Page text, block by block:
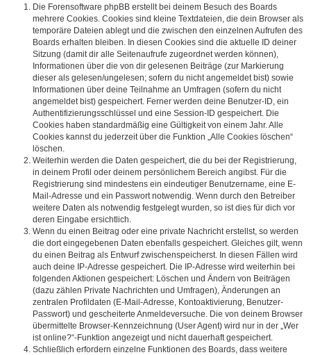
Die Forensoftware phpBB erstellt bei deinem Besuch des Boards
mehrere Cookies. Cookies sind kleine Textdateien, die dein Browser als
temporäre Dateien ablegt und die zwischen den einzelnen Aufrufen des
Boards erhalten bleiben. In diesen Cookies sind die aktuelle ID deiner
Sitzung (damit dir alle Seitenaufrufe zugeordnet werden können),
Informationen über die von dir gelesenen Beiträge (zur Markierung
dieser als gelesen/ungelesen; sofern du nicht angemeldet bist) sowie
Informationen über deine Teilnahme an Umfragen (sofern du nicht
angemeldet bist) gespeichert. Ferner werden deine Benutzer-ID, ein
Authentifizierungsschlüssel und eine Session-ID gespeichert. Die
Cookies haben standardmäßig eine Gültigkeit von einem Jahr. Alle
Cookies kannst du jederzeit über die Funktion „Alle Cookies löschen“
löschen.
Weiterhin werden die Daten gespeichert, die du bei der Registrierung,
in deinem Profil oder deinem persönlichem Bereich angibst. Für die
Registrierung sind mindestens ein eindeutiger Benutzername, eine E-
Mail-Adresse und ein Passwort notwendig. Wenn durch den Betreiber
weitere Daten als notwendig festgelegt wurden, so ist dies für dich vor
deren Eingabe ersichtlich.
Wenn du einen Beitrag oder eine private Nachricht erstellst, so werden
die dort eingegebenen Daten ebenfalls gespeichert. Gleiches gilt, wenn
du einen Beitrag als Entwurf zwischenspeicherst. In diesen Fällen wird
auch deine IP-Adresse gespeichert. Die IP-Adresse wird weiterhin bei
folgenden Aktionen gespeichert: Löschen und Ändern von Beiträgen
(dazu zählen Private Nachrichten und Umfragen), Änderungen an
zentralen Profildaten (E-Mail-Adresse, Kontoaktivierung, Benutzer-
Passwort) und gescheiterte Anmeldeversuche. Die von deinem Browser
übermittelte Browser-Kennzeichnung (User Agent) wird nur in der „Wer
ist online?“-Funktion angezeigt und nicht dauerhaft gespeichert.
Schließlich erfordern einzelne Funktionen des Boards, dass weitere